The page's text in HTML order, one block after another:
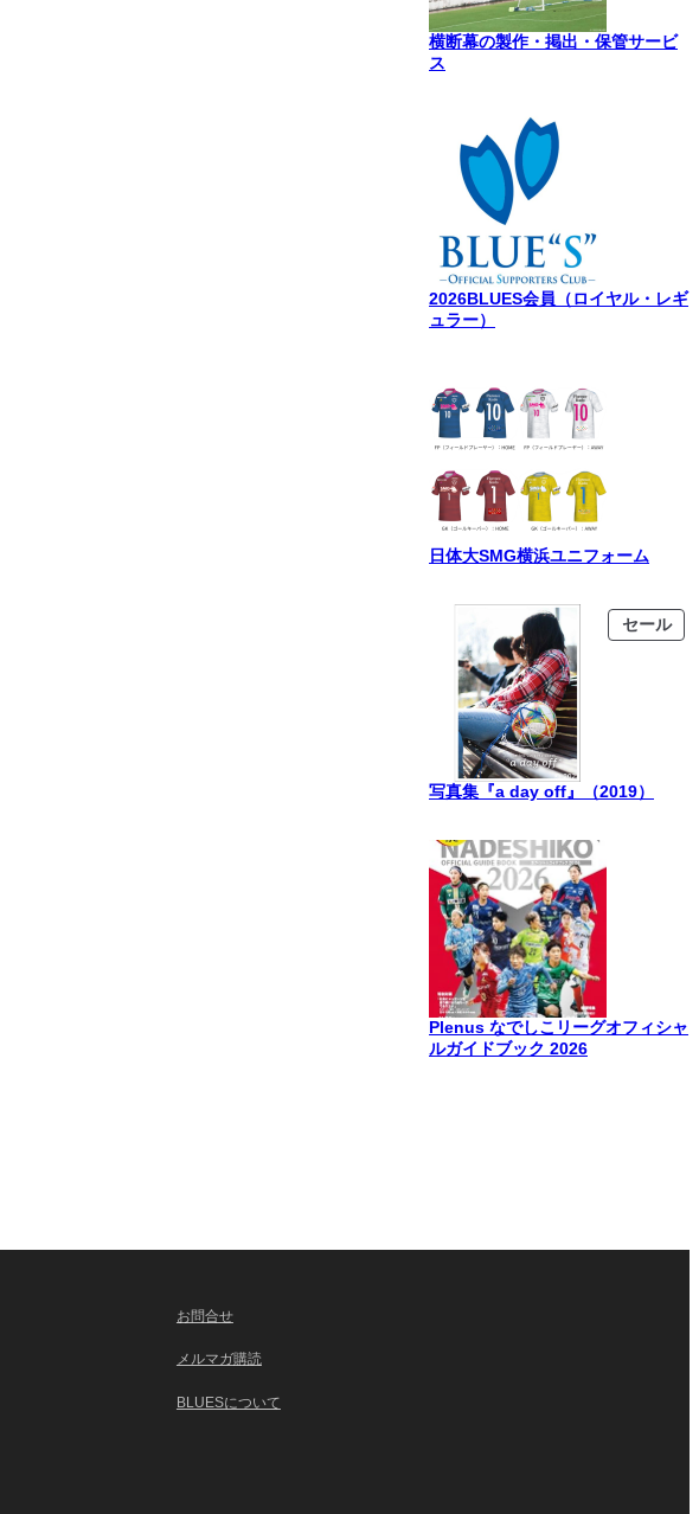
横断幕の製作・掲出・保管サービ
ス
2026BLUES会員（ロイヤル・レギ
ュラー）
日体大SMG横浜ユニフォーム
セール販
売
写真集『a day off』（2019）
Plenus なでしこリーグオフィシャ
ルガイドブック 2026
お問合せ
メルマガ購読
BLUESについて